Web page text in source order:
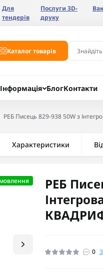
Для
тендерів
Послуги 3D-
друку
Каталог товарів
Інформація БлогКонтакти
РЕБ Писець 829-938 50W з
Характеристики
РЕБ
0